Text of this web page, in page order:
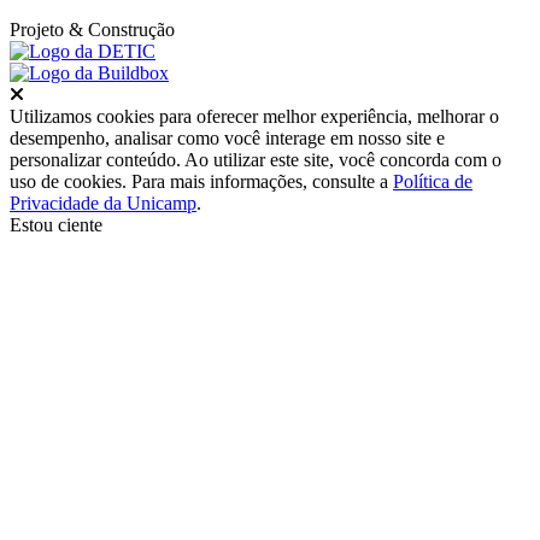
Projeto & Construção
Utilizamos cookies para oferecer melhor experiência, melhorar o
desempenho, analisar como você interage em nosso site e
personalizar conteúdo. Ao utilizar este site, você concorda com o
uso de cookies. Para mais informações, consulte a Política de
Privacidade da Unicamp.
Estou ciente